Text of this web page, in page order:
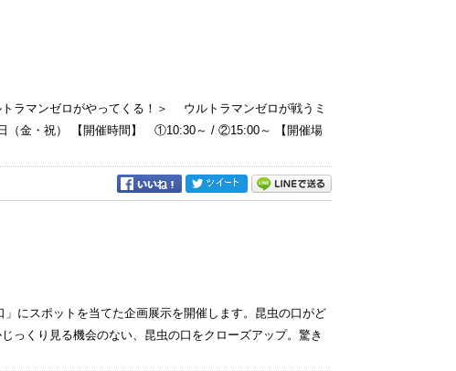
ラマンゼロがやってくる！＞ ウルトラマンゼロが戦うミ
（金・祝） 【開催時間】 ①10:30～ / ②15:00～ 【開催場
にスポットを当てた企画展示を開催します。昆虫の口がど
くり見る機会のない、昆虫の口をクローズアップ。驚き